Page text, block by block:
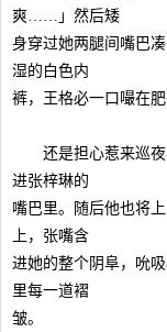
爽……」然后矮
身穿过她两腿间嘴巴
湿的白色内
裤，王格必一口嘬在
还是担心惹来巡夜
进张梓琳的
嘴巴里。随后他也将
上，张嘴含
进她的整个阴阜，吮
里每一道褶
皱。